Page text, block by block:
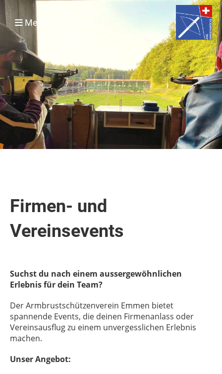
Menü
Firmen- und
Vereinsevents
Suchst du nach einem aussergewöhnlichen
Erlebnis für dein Team?
Der Armbrustschützenverein Emmen bietet
spannende Events, die deinen Firmenanlass oder
Vereinsausflug zu einem unvergesslichen Erlebnis
machen.
Unser Angebot: